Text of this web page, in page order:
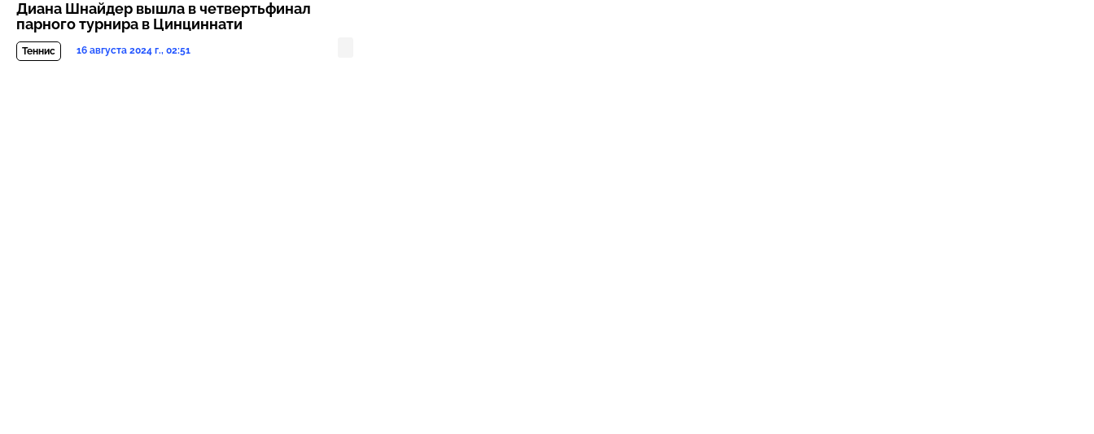
Диана Шнайдер вышла в четвертьфинал
парного турнира в Цинциннати
Теннис 16 августа 2024 г., 02:51